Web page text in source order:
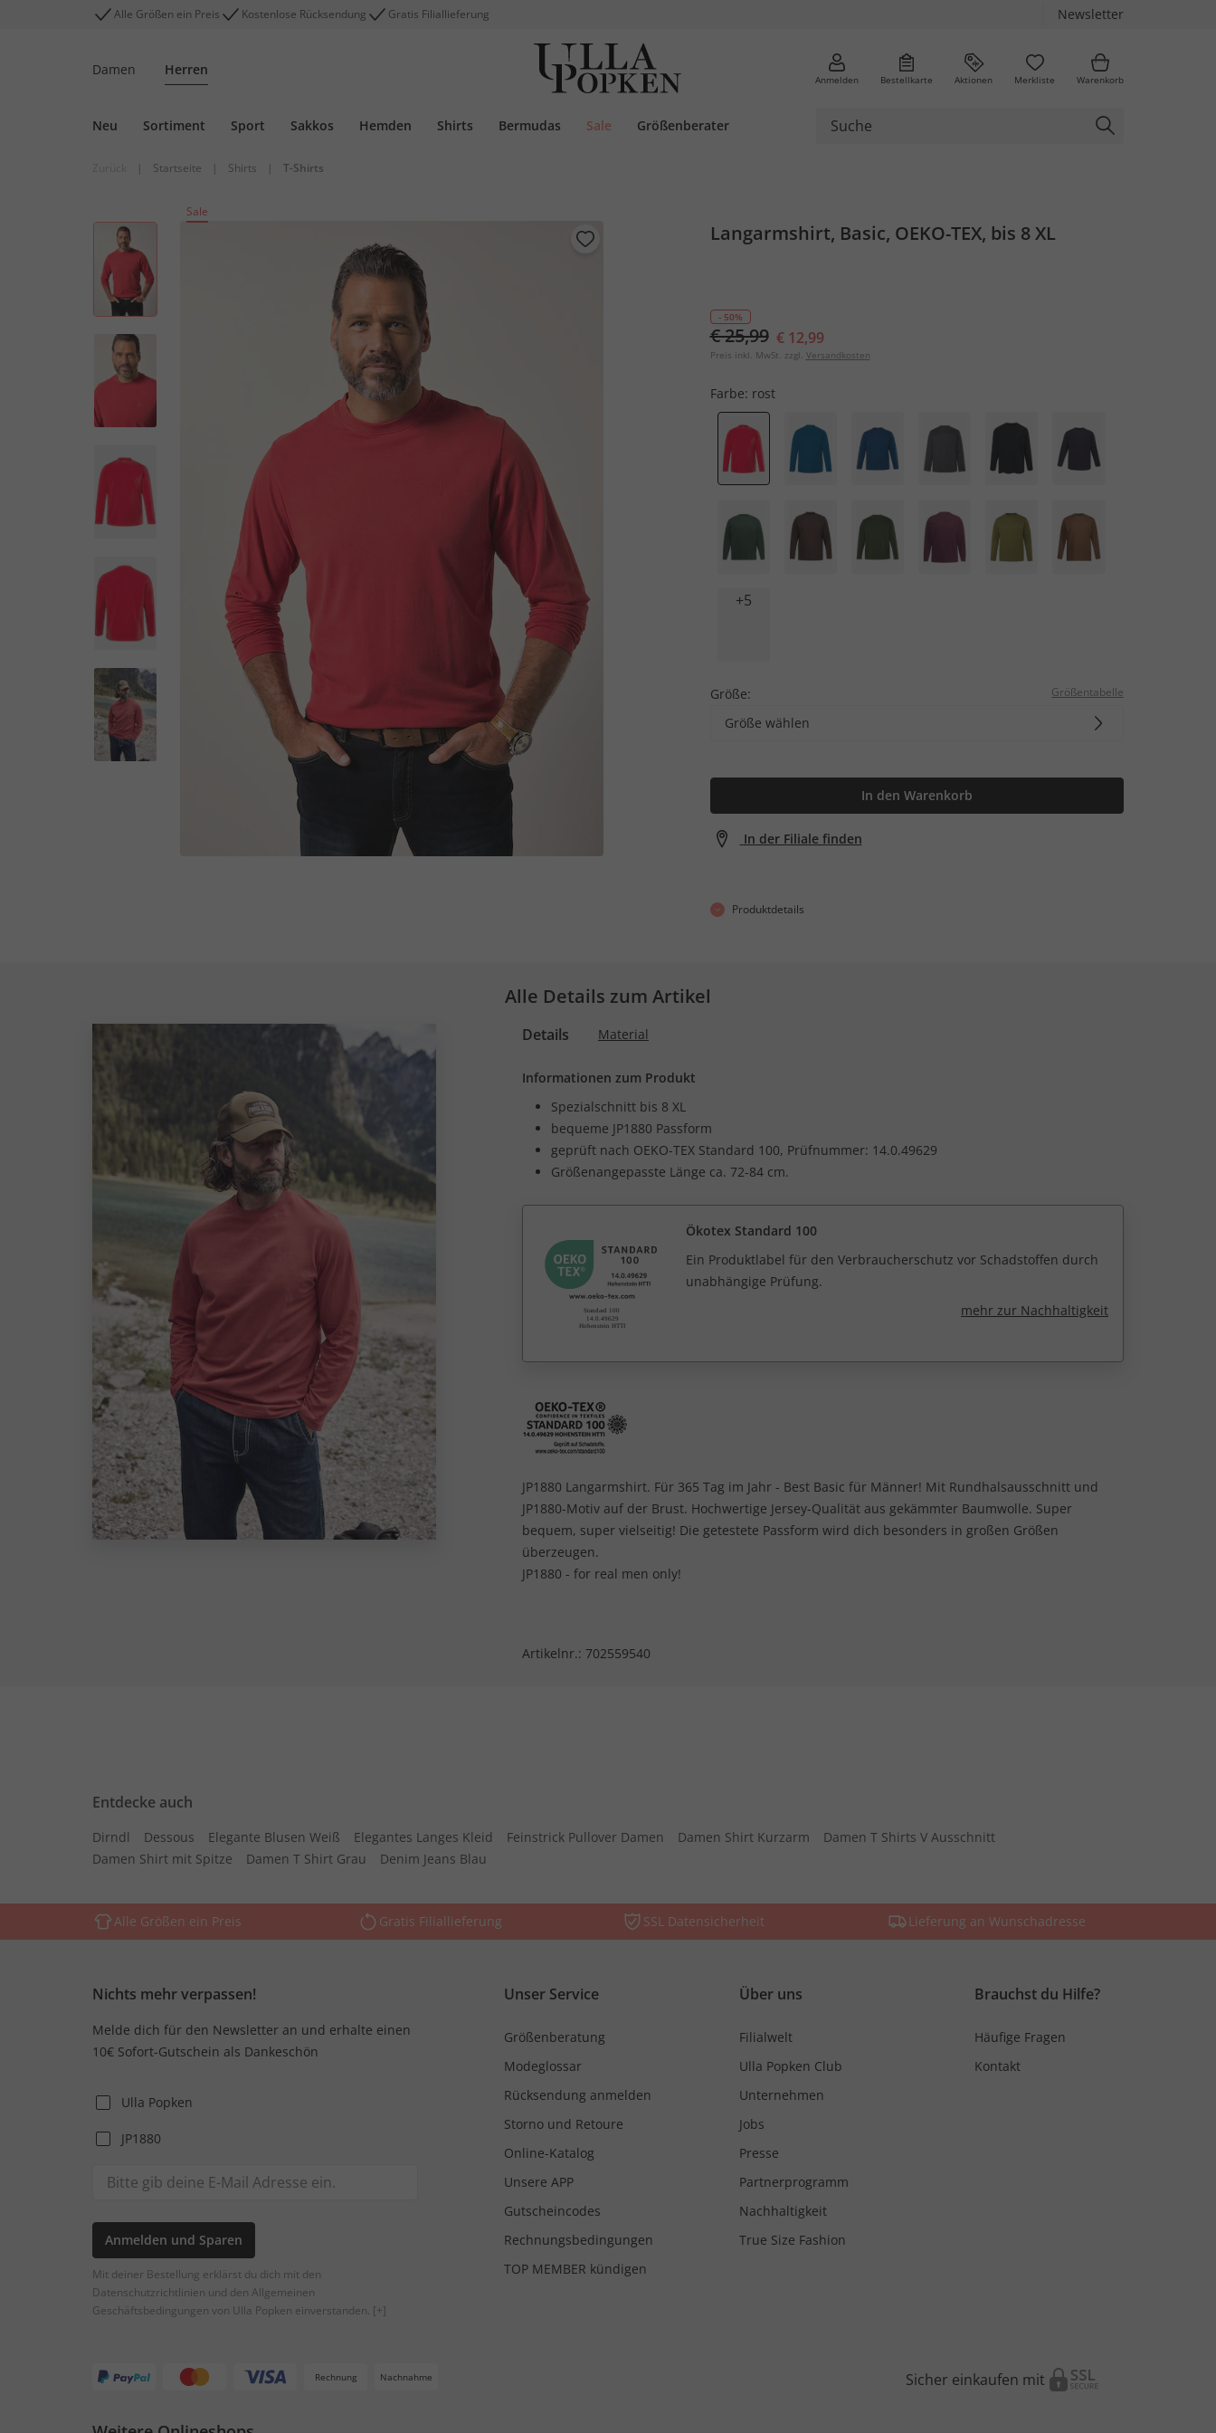
Alle Größen ein Preis Kostenlose Rücksendung Gratis Filiallieferung Newsletter
Damen Herren
Anmelden Bestellkarte Aktionen Merkliste Warenkorb
Neu Sortiment Sport Sakkos Hemden Shirts Bermudas Sale Größenberater
| Startseite | Shirts | T-Shirts
Sale
Langarmshirt, Basic, OEKO-TEX, bis 8 XL
- 50%
€ 25,99 € 12,99
Preis inkl. MwSt. zzgl. Versandkosten
Farbe: rost
+5
Größe: Größentabelle
Größe wählen
In den Warenkorb
In der Filiale finden
Produktdetails
Alle Details zum Artikel
Details Material
Informationen zum Produkt
Spezialschnitt bis 8 XL
bequeme JP1880 Passform
geprüft nach OEKO-TEX Standard 100, Prüfnummer: 14.0.49629
Größenangepasste Länge ca. 72-84 cm.
Ökotex Standard 100
Ein Produktlabel für den Verbraucherschutz vor Schadstoffen durch
unabhängige Prüfung.
mehr zur Nachhaltigkeit
JP1880 Langarmshirt. Für 365 Tag im Jahr - Best Basic für Männer! Mit Rundhalsausschnitt und
JP1880-Motiv auf der Brust. Hochwertige Jersey-Qualität aus gekämmter Baumwolle. Super
bequem, super vielseitig! Die getestete Passform wird dich besonders in großen Größen
überzeugen.
JP1880 - for real men only!
Artikelnr.: 702559540
Entdecke auch
Dirndl Dessous Elegante Blusen Weiß Elegantes Langes Kleid Feinstrick Pullover Damen Damen Shirt Kurzarm
Damen T Shirts V Ausschnitt
Damen Shirt mit Spitze
Damen T Shirt Grau Denim Jeans Blau
Alle Größen ein Preis Gratis Filiallieferung SSL Datensicherheit Lieferung an Wunschadresse
Nichts mehr verpassen!
Melde dich für den Newsletter an und erhalte einen
10€ Sofort-Gutschein als Dankeschön
Ulla Popken
JP1880
Anmelden und Sparen
Mit deiner Bestellung erklärst du dich mit den
Datenschutzrichtlinien und den Allgemeinen
Geschäftsbedingungen von Ulla Popken einverstanden. [+]
Unser Service
Größenberatung
Modeglossar
Rücksendung anmelden
Storno und Retoure
Online-Katalog
Unsere APP
Gutscheincodes
Rechnungsbedingungen
TOP MEMBER kündigen
Über uns
Filialwelt
Ulla Popken Club
Unternehmen
Jobs
Presse
Partnerprogramm
Nachhaltigkeit
True Size Fashion
Brauchst du Hilfe?
Häufige Fragen
Kontakt
Rechnung Nachnahme Sicher einkaufen mit